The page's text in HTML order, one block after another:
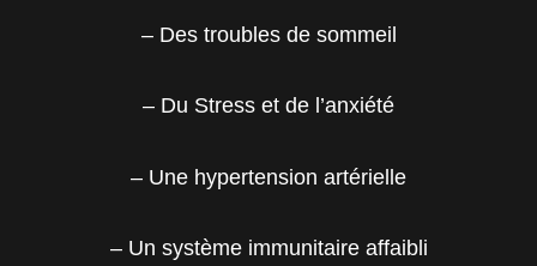
– Des troubles de sommeil
– Du Stress et de l’anxiété
– Une hypertension artérielle
– Un système immunitaire affaibli